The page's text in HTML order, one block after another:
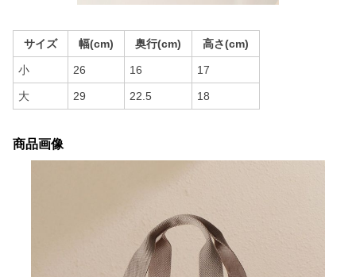
サイズ 幅(cm) 奥行(cm) 高さ(cm)
小 26 16 17
大 29 22.5 18
商品画像